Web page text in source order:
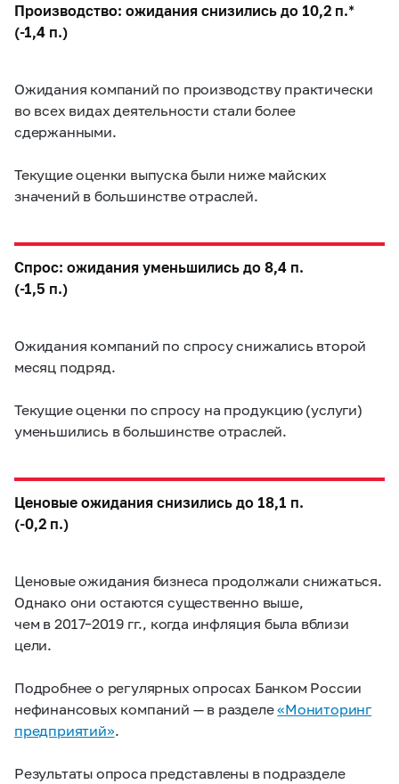
Производство: ожидания снизились до 10,2 п.*
(-1,4 п.)
Ожидания компаний по производству практически
во всех видах деятельности стали более
сдержанными.
Текущие оценки выпуска были ниже майских
значений в большинстве отраслей.
Спрос: ожидания уменьшились до 8,4 п.
(-1,5 п.)
Ожидания компаний по спросу снижались второй
месяц подряд.
Текущие оценки по спросу на продукцию (услуги)
уменьшились в большинстве отраслей.
Ценовые ожидания снизились до 18,1 п.
(-0,2 п.)
Ценовые ожидания бизнеса продолжали снижаться.
Однако они остаются существенно выше,
чем в 2017–2019 гг.,
когда инфляция была вблизи
цели.
Подробнее о регулярных опросах Банком России
нефинансовых компаний — в разделе«Мониторинг
предприятий».
Результаты опроса представлены в подразделе